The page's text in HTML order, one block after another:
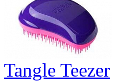
Tangle Teezer